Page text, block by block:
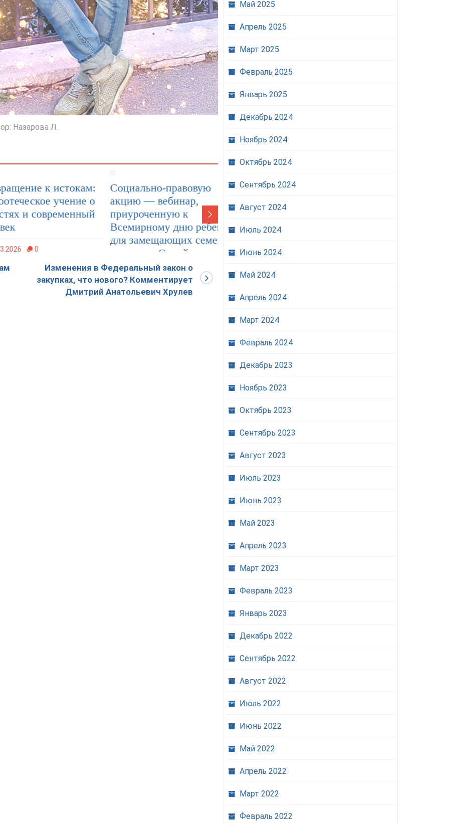
Назарова Л.
к истокам:
учение о
и современный
0
Социально-правовую
акцию — вебинар,
приуроченную к
Всемирному дню ребенка
для замещающих семей
на тему: «Семейные
формы устройства детей»
21 ноября 2024 года
провели в Московской
Самые красивые Наро-
Госавтоинспекторы
продолжили
профилактические
встречи с молодёжью по
соблюдению ПДД.
03.04.2024 0
Изменения в Федеральный закон о
закупках, что нового? Комментирует
Дмитрий Анатольевич Хрулев
Май 2025
Апрель 2025
Март 2025
Февраль 2025
Январь 2025
Декабрь 2024
Ноябрь 2024
Октябрь 2024
Сентябрь 2024
Август 2024
Июль 2024
Июнь 2024
Май 2024
Апрель 2024
Март 2024
Февраль 2024
Декабрь 2023
Ноябрь 2023
Октябрь 2023
Сентябрь 2023
Август 2023
Июль 2023
Июнь 2023
Май 2023
Апрель 2023
Март 2023
Февраль 2023
Январь 2023
Декабрь 2022
Сентябрь 2022
Август 2022
Июль 2022
Июнь 2022
Май 2022
Апрель 2022
Март 2022
Февраль 2022